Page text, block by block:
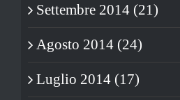
Settembre 2014 (21)
Agosto 2014 (24)
Luglio 2014 (17)